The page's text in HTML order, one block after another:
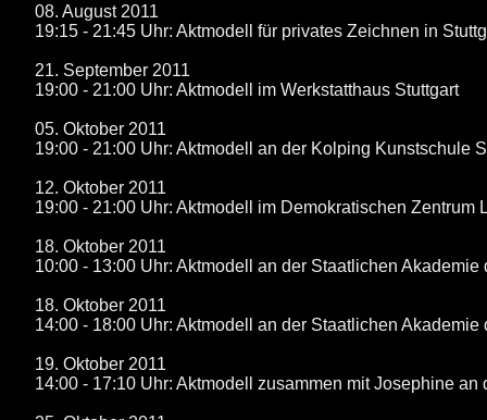
08. August 2011
19:15 - 21:45 Uhr: Aktmodell für privates Zeichnen in
21. September 2011
19:00 - 21:00 Uhr: Aktmodell im Werkstatthaus Stuttgart
05. Oktober 2011
19:00 - 21:00 Uhr: Aktmodell an der Kolping Kunstschule
12. Oktober 2011
19:00 - 21:00 Uhr: Aktmodell im Demokratischen Zentrum
18. Oktober 2011
10:00 - 13:00 Uhr: Aktmodell an der Staatlichen
18. Oktober 2011
14:00 - 18:00 Uhr: Aktmodell an der Staatlichen
19. Oktober 2011
14:00 - 17:10 Uhr: Aktmodell zusammen mit Josephine